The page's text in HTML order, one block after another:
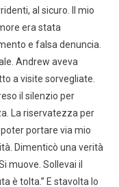
al sicuro. Il mio
era stata
e falsa denuncia.
Andrew aveva
a visite sorvegliate.
il silenzio per
La riservatezza per
portare via mio
Dimenticò una verità
muove. Sollevai il
è tolta.” E stavolta lo